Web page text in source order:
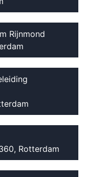
Rijnmond
Rotterdam